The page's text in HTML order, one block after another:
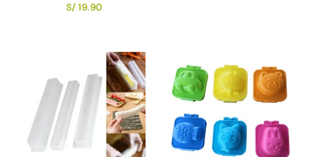
S/19.90